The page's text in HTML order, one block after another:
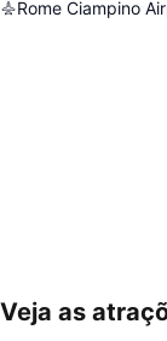
Rome Ciampino
Ampliar mapa
Veja as